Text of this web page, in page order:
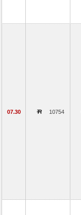
07.30 10754